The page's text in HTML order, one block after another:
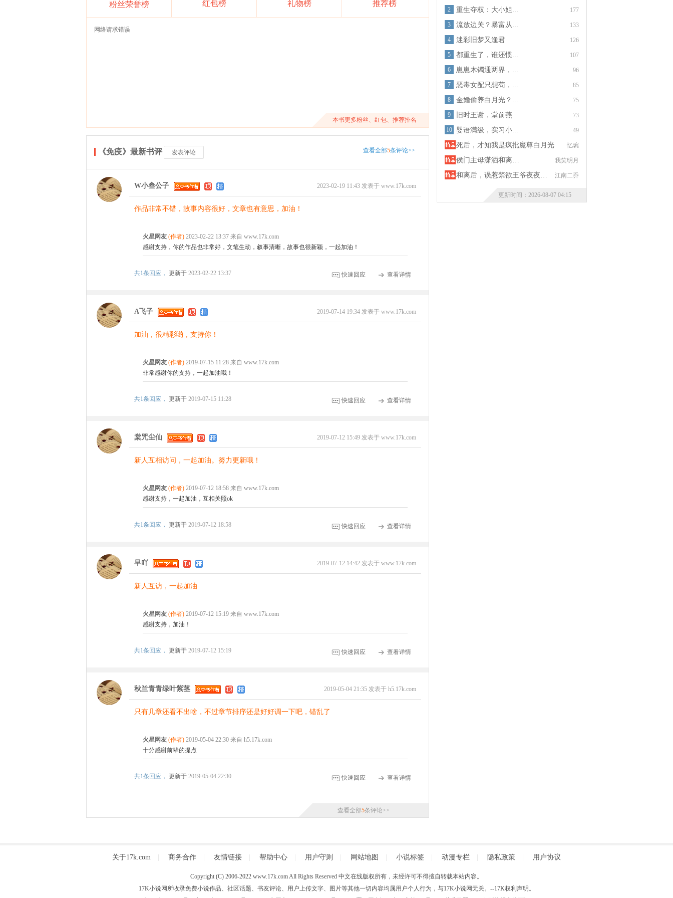
粉丝荣誉榜 红包榜 礼物榜 推荐榜
网络请求错误
本书更多粉丝、红包、推荐排名
查看全部5条评论>>
《免疫》最新书评 发表评论
2023-02-19 11:43 发表于 www.17k.com
W小叁公子
作品非常不错，故事内容很好，文章也有意思，加油！
火星网友 (作者) 2023-02-22 13:37 来自 www.17k.com
感谢支持，你的作品也非常好，文笔生动，叙事清晰，故事也很新颖，一起加油！
快速回应 查看详情
共1条回应， 更新于 2023-02-22 13:37
2019-07-14 19:34 发表于 www.17k.com
A飞子
加油，很精彩哟，支持你！
火星网友 (作者) 2019-07-15 11:28 来自 www.17k.com
非常感谢你的支持，一起加油哦！
快速回应 查看详情
共1条回应， 更新于 2019-07-15 11:28
2019-07-12 15:49 发表于 www.17k.com
棠咒尘仙
新人互相访问，一起加油。努力更新哦！
火星网友 (作者) 2019-07-12 18:58 来自 www.17k.com
感谢支持，一起加油，互相关照ok
快速回应 查看详情
共1条回应， 更新于 2019-07-12 18:58
2019-07-12 14:42 发表于 www.17k.com
早吖
新人互访，一起加油
火星网友 (作者) 2019-07-12 15:19 来自 www.17k.com
感谢支持，加油！
快速回应 查看详情
共1条回应， 更新于 2019-07-12 15:19
2019-05-04 21:35 发表于 h5.17k.com
秋兰青青绿叶紫茎
只有几章还看不出啥，不过章节排序还是好好调一下吧，错乱了
火星网友 (作者) 2019-05-04 22:30 来自 h5.17k.com
十分感谢前辈的提点
快速回应 查看详情
共1条回应， 更新于 2019-05-04 22:30
查看全部5条评论>>
177
2 重生夺权：大小姐...
133
3 流放边关？暴富从...
126
4 迷彩旧梦又逢君
107
5 都重生了，谁还惯...
96
6 崽崽木镯通两界，...
85
7 恶毒女配只想苟，...
75
8 金婚偷养白月光？...
73
9 旧时王谢，堂前燕
49
10 婴语满级，实习小...
忆琬
死后，才知我是疯批魔尊白月光
我笑明月
侯门主母潇洒和离…
江南二乔
和离后，误惹禁欲王爷夜夜…
更新时间：2026-08-07 04:15
关于17k.com 商务合作 友情链接 帮助中心 用户守则 网站地图 小说标签 动漫专栏 隐私政策 用户协议
Copyright (C) 2006-2022 www.17k.com All Rights Reserved 中文在线版权所有，未经许可不得擅自转载本站内容。
17K小说网所收录免费小说作品、社区话题、书友评论、用户上传文字、图片等其他一切内容均属用户个人行为，与17K小说网无关。--17K权利声明。